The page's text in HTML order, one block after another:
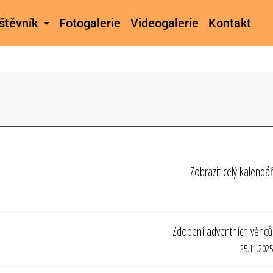
Fotogalerie Videogalerie Kontakt
Zobrazit celý kalendář
Zdobení adventních věnců
25.11.2025